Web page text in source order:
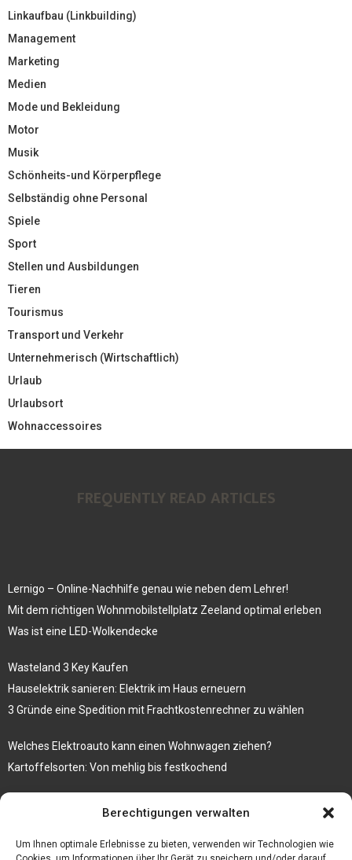
Berechtigungen verwalten
Um Ihnen optimale Erlebnisse zu bieten, verwenden wir Technologien wie
Linkaufbau (Linkbuilding)
Management
Marketing
Medien
Mode und Bekleidung
Motor
Musik
Schönheits-und Körperpflege
Selbständig ohne Personal
Spiele
Sport
Stellen und Ausbildungen
Tieren
Tourismus
Transport und Verkehr
Unternehmerisch (Wirtschaftlich)
Urlaub
Urlaubsort
Wohnaccessoires
FREQUENTLY READ ARTICLES
Lernigo – Online-Nachhilfe genau wie neben dem Lehrer!
Mit dem richtigen Wohnmobilstellplatz Zeeland optimal erleben
Was ist eine LED-Wolkendecke
Wasteland 3 Key Kaufen
Hauselektrik sanieren: Elektrik im Haus erneuern
3 Gründe eine Spedition mit Frachtkostenrechner zu wählen
Welches Elektroauto kann einen Wohnwagen ziehen?
Kartoffelsorten: Von mehlig bis festkochend
Firma einfach und kostenlos bekannt machen mit diesen 5 Tipps